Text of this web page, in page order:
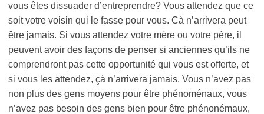
vous êtes dissuader d’entreprendre? Vous attendez que ce
soit votre voisin qui le fasse pour vous. Cà n’arrivera peut
être jamais. Si vous attendez votre mère ou votre père, il
peuvent avoir des façons de penser si anciennes qu’ils ne
comprendront pas cette opportunité qui vous est offerte, et
si vous les attendez, çà n’arrivera jamais. Vous n’avez pas
non plus des gens moyens pour être phénoménaux, vous
n’avez pas besoin des gens bien pour être phénonémaux,